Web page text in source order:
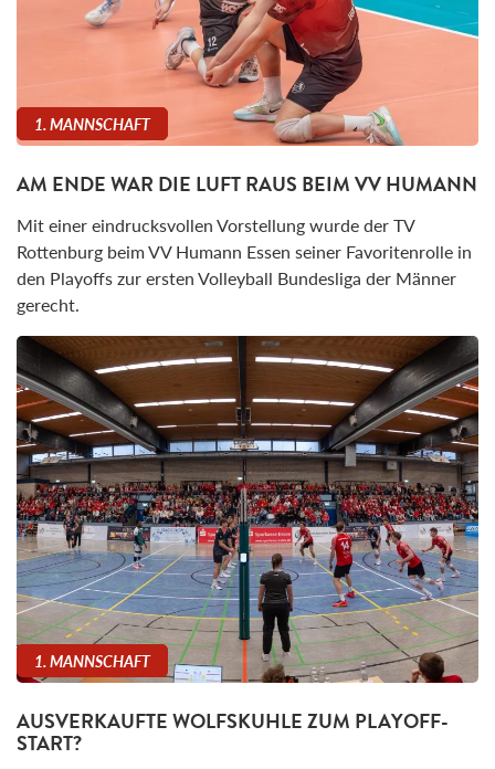
1. MANNSCHAFT
AM ENDE WAR DIE LUFT RAUS BEIM VV HUMANN
Mit einer eindrucksvollen Vorstellung wurde der TV
Rottenburg beim VV Humann Essen seiner Favoritenrolle in
den Playoffs zur ersten Volleyball Bundesliga der Männer
gerecht.
1. MANNSCHAFT
AUSVERKAUFTE WOLFSKUHLE ZUM PLAYOFF-
START?